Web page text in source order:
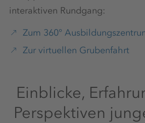
interaktiven Rundgang:
Zum 360°
Zur virtuellen Grubenfahrt
Einblicke,
Perspektiven